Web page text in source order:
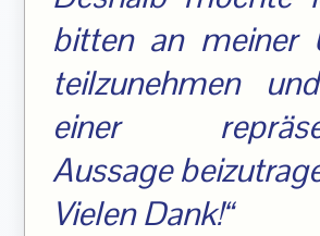
bitten an meiner
teilzunehmen
einer
Aussage
Vielen Dank!“